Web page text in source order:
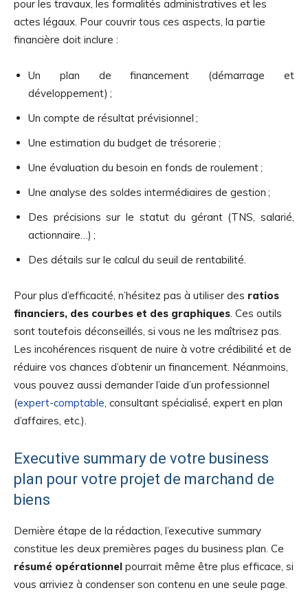
pour les travaux, les formalités administratives et les
actes légaux. Pour couvrir tous ces aspects, la partie
financière doit inclure :
Un plan de financement (démarrage et
développement) ;
Un compte de résultat prévisionnel ;
Une estimation du budget de trésorerie ;
Une évaluation du besoin en fonds de roulement ;
Une analyse des soldes intermédiaires de gestion ;
Des précisions sur le statut du gérant (TNS, salarié,
actionnaire…) ;
Des détails sur le calcul du seuil de rentabilité.
Pour plus d’efficacité, n’hésitez pas à utiliser des ratios
financiers, des courbes et des graphiques. Ces outils
sont toutefois déconseillés, si vous ne les maîtrisez pas.
Les incohérences risquent de nuire à votre crédibilité et de
réduire vos chances d’obtenir un financement. Néanmoins,
vous pouvez aussi demander l’aide d’un professionnel
(expert-comptable, consultant spécialisé, expert en plan
d’affaires, etc.).
Executive summary de votre business
plan pour votre projet de marchand de
biens
Dernière étape de la rédaction, l’executive summary
constitue les deux premières pages du business plan. Ce
résumé opérationnel pourrait même être plus efficace, si
vous arriviez à condenser son contenu en une seule page.